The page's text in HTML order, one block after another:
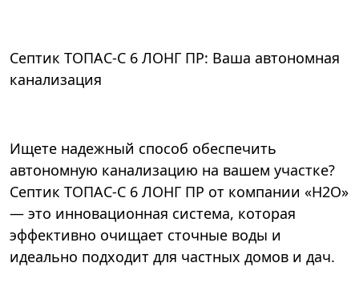
Септик ТОПАС-С 6 ЛОНГ ПР: Ваша автономная
канализация
Ищете надежный способ обеспечить
автономную канализацию на вашем участке?
Септик ТОПАС-С 6 ЛОНГ ПР от компании «Н2О»
— это инновационная система, которая
эффективно очищает сточные воды и
идеально подходит для частных домов и дач.